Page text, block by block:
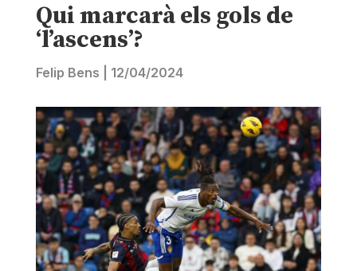
Qui marcarà els gols de
‘l’ascens’?
Felip Bens 12/04/2024